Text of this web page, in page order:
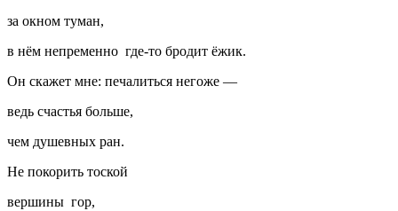
за окном туман,
в нём непременно где-то бродит ёжик.
Он скажет мне: печалиться негоже —
ведь счастья больше,
чем душевных ран.
Не покорить тоской
вершины гор,